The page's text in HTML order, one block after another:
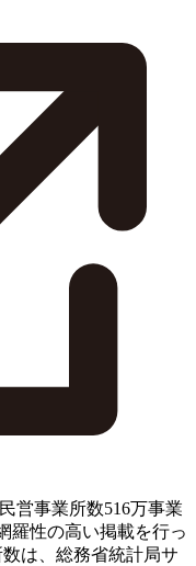
営事業所数516万事業
羅性の高い掲載を行っ
は、総務省統計局サ